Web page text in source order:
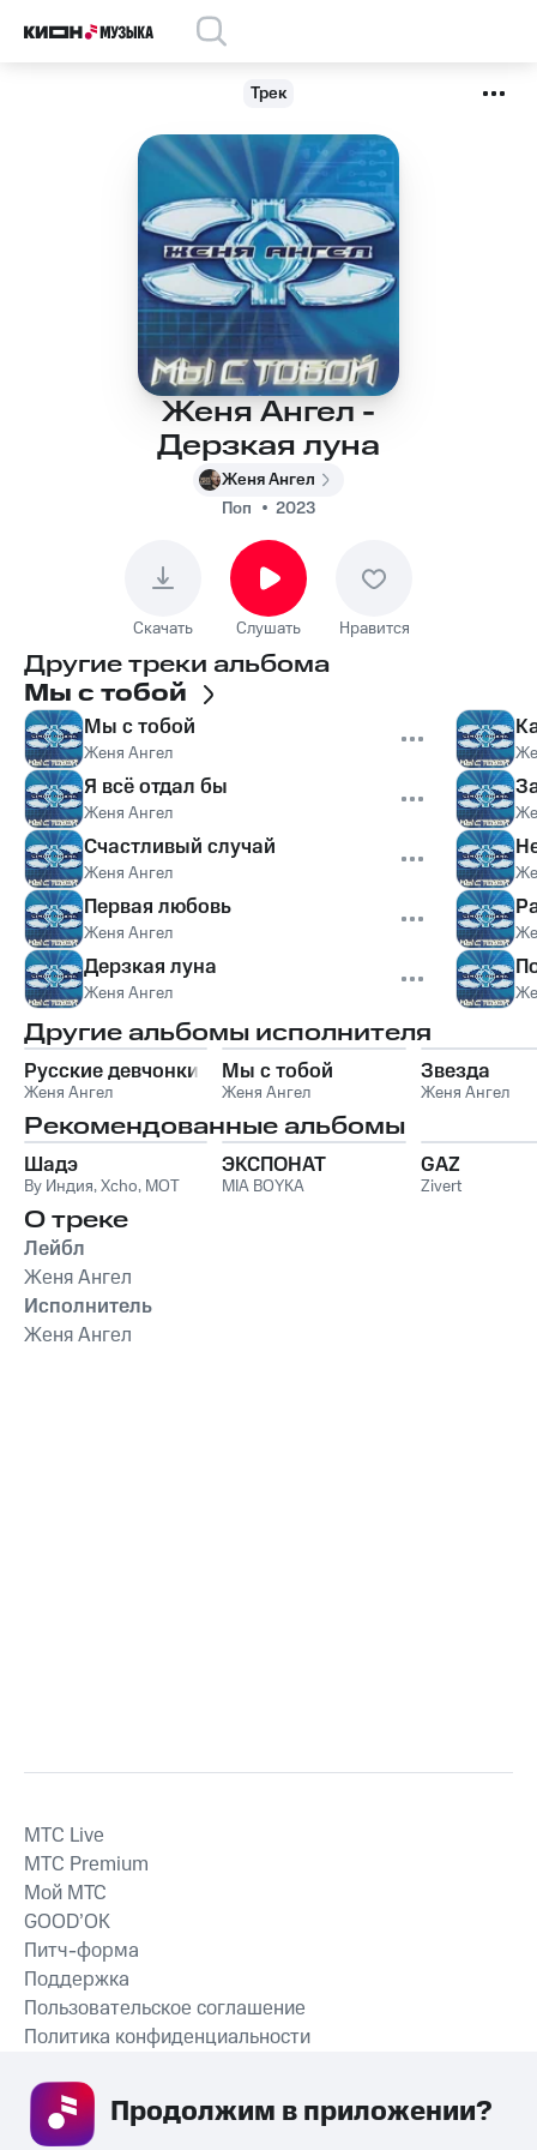
Трек
Женя Ангел -
Дерзкая луна
Женя Ангел
Поп
2023
Скачать Слушать Нравится
Другие треки альбома
Мы с тобой
Мы с тобой
Женя Ангел
Я всё отдал бы
Женя Ангел
Счастливый случай
Женя Ангел
Первая любовь
Женя Ангел
Дерзкая луна
Женя Ангел
Другие альбомы исполнителя
Русские девчонки
Женя Ангел
Мы с тобой
Женя Ангел
Звезда
Женя Ангел
Рекомендованные альбомы
Шадэ
By Индия,Xcho, MOT
ЭКСПОНАТ
MIA BOYKA
GAZ
Zivert
О треке
Лейбл
Женя Ангел
Исполнитель
Женя Ангел
СКАЧАТЬ ПРИЛОЖЕНИЕ
MTС Live
MTС Premium
Мой МТС
GOOD’OK
Питч-форма
Поддержка
Пользовательское соглашение
Политика конфиденциальности